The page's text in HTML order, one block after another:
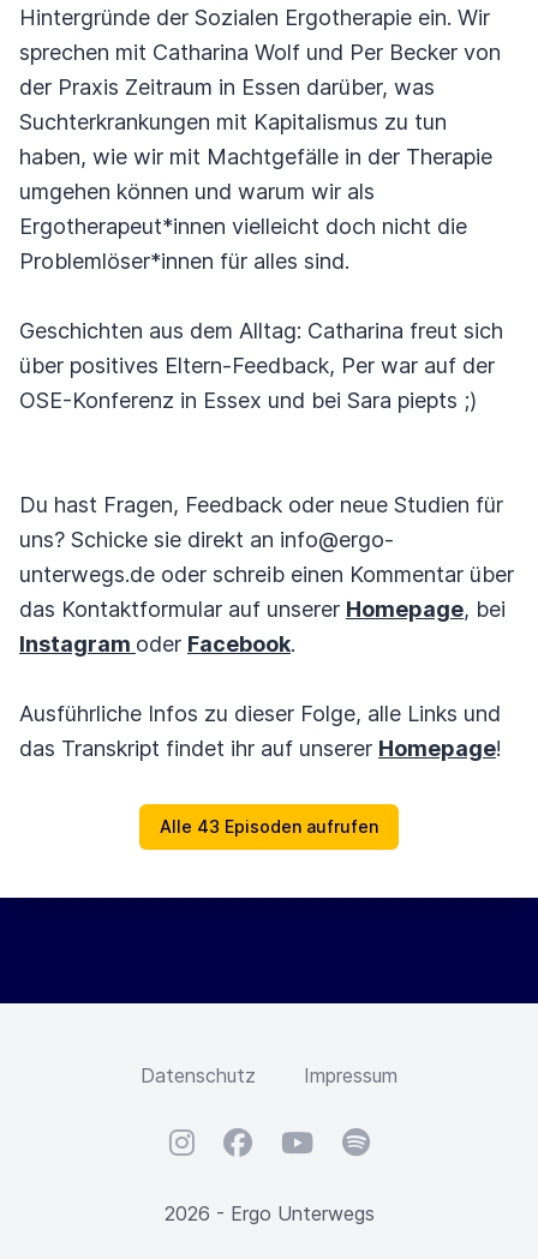
Hintergründe der Sozialen Ergotherapie ein. Wir
sprechen mit Catharina Wolf und Per Becker von
der Praxis Zeitraum in Essen darüber, was
Suchterkrankungen mit Kapitalismus zu tun
haben, wie wir mit Machtgefälle in der Therapie
umgehen können und warum wir als
Ergotherapeut*innen vielleicht doch nicht die
Problemlöser*innen für alles sind.
Geschichten aus dem Alltag: Catharina freut sich
über positives Eltern-Feedback, Per war auf der
OSE-Konferenz in Essex und bei Sara piepts ;)
Du hast Fragen, Feedback oder neue Studien für
uns? Schicke sie direkt an info@ergo-
unterwegs.de oder schreib einen Kommentar über
das Kontaktformular auf unserer Homepage, bei
Instagram oder Facebook.
Ausführliche Infos zu dieser Folge, alle Links und
das Transkript findet ihr auf unserer Homepage!
Alle 43 Episoden aufrufen
Datenschutz Impressum
InstagramFacebookYouTubeSpotify
2026 - Ergo Unterwegs